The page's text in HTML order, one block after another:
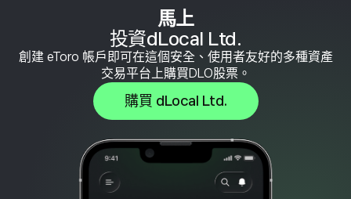
馬上
投資dLocal Ltd.
創建 eToro 帳戶即可在這個安全、使用者友好的多種資產
交易平台上購買DLO股票。
購買 dLocal Ltd.